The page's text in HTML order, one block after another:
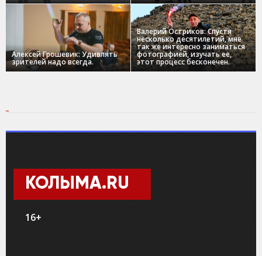
Алексей Грошевик: Удивлять
зрителей надо всегда.
Валерий Остриков: Спустя
несколько десятилетий, мне
так же интересно заниматься
фотографией, изучать ее,
этот процесс бесконечен.
КОЛЫМА.RU
16+